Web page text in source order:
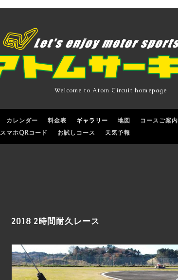
Welcome to Atom Circuit homepage
カレンダー 料金表 ギャラリー 地図 コースご案内
スマホQRコード お試しコース 天気予報
2018 2時間耐久レース